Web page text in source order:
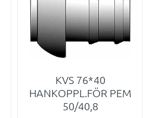
KVS 76*40
HANKOPPL.FÖR PEM
50/40,8